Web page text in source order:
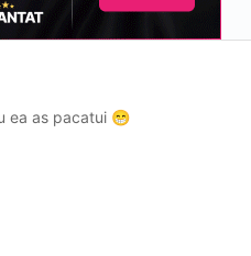
ea as pacatui 😁